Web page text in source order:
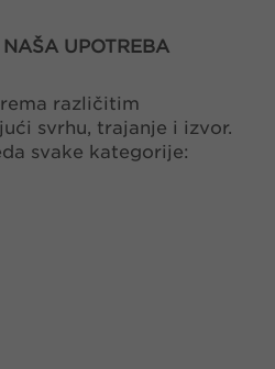
UPOTREBA
različitim
svrhu, trajanje i izvor.
svake kategorije: